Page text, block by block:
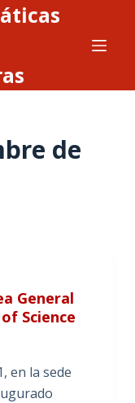
de
General
Science
en la sede